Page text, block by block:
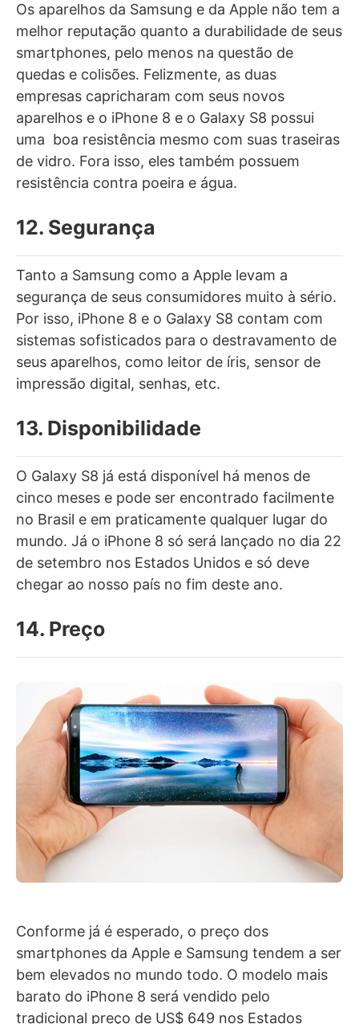
Os aparelhos da Samsung e da Apple não tem a
melhor reputação quanto a durabilidade de seus
smartphones, pelo menos na questão de
quedas e colisões. Felizmente, as duas
empresas capricharam com seus novos
aparelhos e o iPhone 8 e o Galaxy S8 possui
uma boa resistência mesmo com suas traseiras
de vidro. Fora isso, eles também possuem
resistência contra poeira e água.
12. Segurança
Tanto a Samsung como a Apple levam a
segurança de seus consumidores muito à sério.
Por isso, iPhone 8 e o Galaxy S8 contam com
sistemas sofisticados para o destravamento de
seus aparelhos, como leitor de íris, sensor de
impressão digital, senhas, etc.
13. Disponibilidade
O Galaxy S8 já está disponível há menos de
cinco meses e pode ser encontrado facilmente
no Brasil e em praticamente qualquer lugar do
mundo. Já o iPhone 8 só será lançado no dia 22
de setembro nos Estados Unidos e só deve
chegar ao nosso país no fim deste ano.
14. Preço
Conforme já é esperado, o preço dos
smartphones da Apple e Samsung tendem a ser
bem elevados no mundo todo. O modelo mais
barato do iPhone 8 será vendido pelo
tradicional preço de US$ 649 nos Estados